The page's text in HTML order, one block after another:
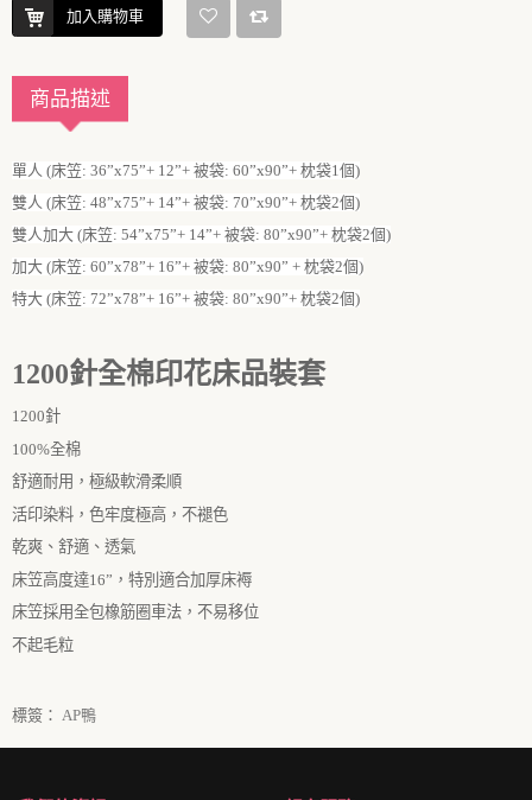
加入購物車
商品描述
單人 (床笠: 36”x75”+ 12”+ 被袋: 60”x90”+ 枕袋1個)
雙人 (床笠: 48”x75”+ 14”+ 被袋: 70”x90”+ 枕袋2個)
雙人加大 (床笠: 54”x75”+ 14”+ 被袋: 80”x90”+ 枕袋2個)
加大 (床笠: 60”x78”+ 16”+ 被袋: 80”x90” + 枕袋2個)
特大 (床笠: 72”x78”+ 16”+ 被袋: 80”x90”+ 枕袋2個)
1200針全棉印花床品裝套
1200針
100%全棉
舒適耐用，極級軟滑柔順
活印染料，色牢度極高，不褪色
乾爽、舒適、透氣
床笠高度達16” ，特別適合加厚床褥
床笠採用全包橡筋圈車法，不易移位
不起毛粒
標簽： AP鴨